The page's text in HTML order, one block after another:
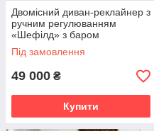
Двомісний диван-реклайнер з
ручним регулюванням
«Шефілд» з баром
Під замовлення
49 000 ₴
Купити